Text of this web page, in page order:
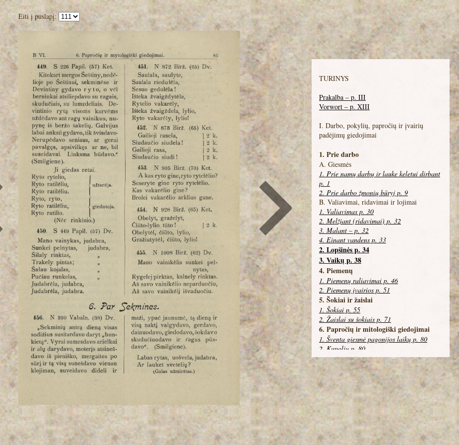
Eiti į puslapį:
TURINYS
Prakalba – p. III
Vorwort – p. XIII
I. Darbo, pokylių, papročių ir įvairių
padėjimų giedojimai
1. Prie darbo
A. Giesmės
1. Prie namų darbų ir lauke keletui dirbant
p. 1
2. Prie darbo žmonių būryj p. 9
B. Valiavimai, ridavimai ir lojimai
1. Valiavimas p. 30
2. Melžiant (ridavimai) p. 32
3. Malant – p. 32
4. Einant vandens p. 33
2. Lopšinės p. 34
3. Vaikų p. 38
4. Piemenų
1. Piemenų raliavimai p. 46
2. Piemenų įvairios p. 51
5. Šokiai ir žaislai
1. Šokiai p. 55
2. Žaislai su šokiais p. 71
6. Papročių ir mitologiški giedojimai
1. Šventa giesmė pagonijos laikų p. 80
2. Kupolių p. 80
3. Sūpuoklių p. 83
4. Užugavėnių – p. 84
5. Genant ryto p. 84
6. Per Sekmines p. 85
7. Pabaigtuvės p. 86
7. Prie gėrimo p. 87
8. Kariškos p. 93
9. Vestuvių giedojimai
1. Jaunojo pusėje p. 104